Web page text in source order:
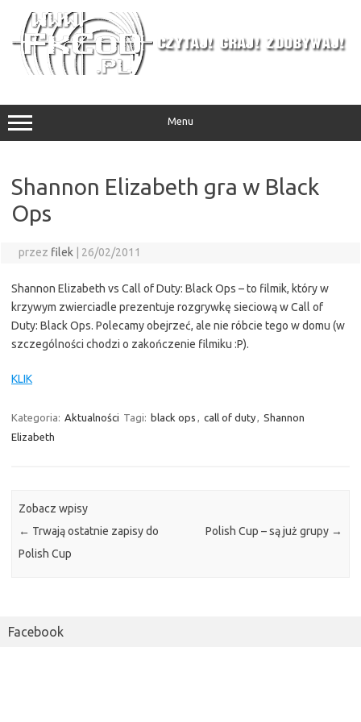
treści
Menu
Shannon Elizabeth gra w Black
Ops
przez filek 26/02/2011
Shannon Elizabeth vs Call of Duty: Black Ops – to filmik, który w
krzywym zwierciadle prezentuje rozgrywkę sieciową w Call of
Duty: Black Ops. Polecamy obejrzeć, ale nie róbcie tego w domu (w
szczególności chodzi o zakończenie filmiku :P).
KLIK
Kategoria: Aktualności Tagi: black ops call of duty
Shannon
Elizabeth
Zobacz wpisy
← Trwają ostatnie zapisy do
Polish Cup
Polish Cup – są już grupy →
Facebook